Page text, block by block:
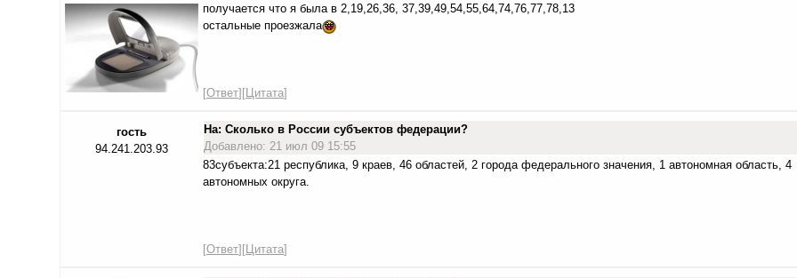
получается что я была в 2,19,26,36, 37,39,49,54,55,64,74,76,77,78,13
остальные проезжала
[Ответ][Цитата]
гость
94.241.203.93
На: Сколько в России субъектов федерации?
Добавлено: 21 июл 09 15:55
83субъекта:21 республика, 9 краев, 46 областей, 2 города федерального значения, 1 автономная область, 4
автономных округа.
[Ответ][Цитата]